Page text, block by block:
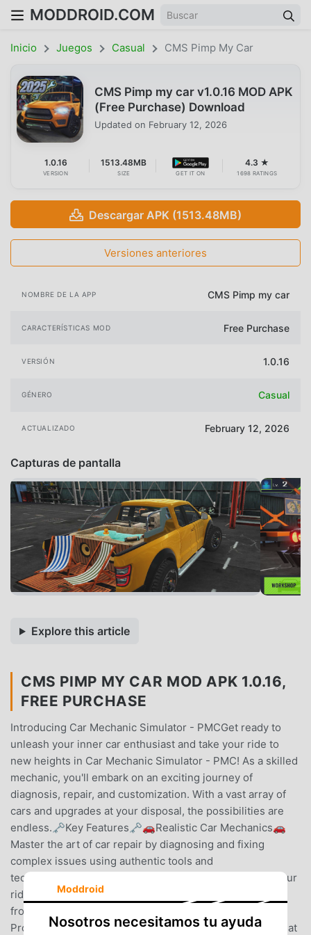
MODDROID.COM
Inicio Juegos Casual CMS Pimp My Car
CMS Pimp my car v1.0.16 MOD APK
(Free Purchase) Download
Updated on February 12, 2026
1.0.16
VERSION
1513.48MB
SIZE GET IT ON
4.3 ★
1698 RATINGS
Descargar APK (1513.48MB)
Versiones anteriores
NOMBRE DE LA APP CMS Pimp my car
CARACTERÍSTICAS MOD Free Purchase
VERSIÓN 1.0.16
GÉNERO Casual
ACTUALIZADO February 12, 2026
Capturas de pantalla
Explore this article
CMS PIMP MY CAR MOD APK 1.0.16,
FREE PURCHASE
Introducing Car Mechanic Simulator - PMCGet ready to
unleash your inner car enthusiast and take your ride to
new heights in Car Mechanic Simulator - PMC! As a skilled
mechanic, you'll embark on an exciting journey of
diagnosis, repair, and customization. With a vast array of
cars and upgrades at your disposal, the possibilities are
endless.🗝️Key Features🗝️🚗Realistic Car Mechanics🚗
Master the art of car repair by diagnosing and fixing
complex issues using authentic tools and
techniques.✨Customization Paradise✨ Personalize your
ride with a wide range of interior and exterior upgrades,
from wheels to spoilers, and exhausts to engines.🔧
Project-based Challenges🔧Take on exciting projects that
Moddroid
Nosotros necesitamos tu ayuda